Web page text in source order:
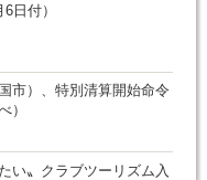
日付）
市）、特別清算開始命令
）
い〟クラブツーリズム入